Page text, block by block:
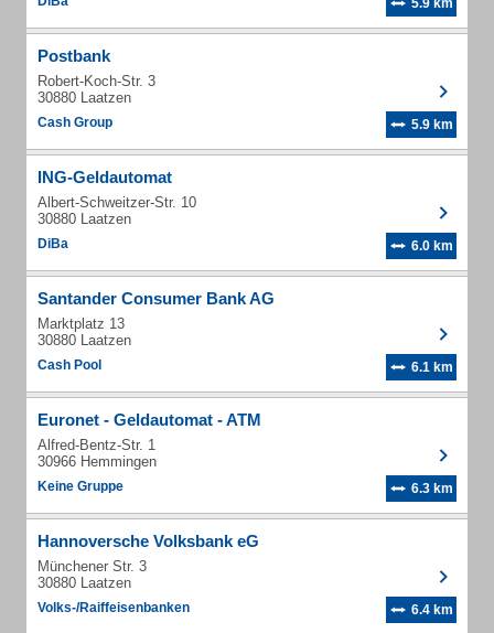
5.9 km
Postbank
Robert-Koch-Str. 3
30880 Laatzen
Cash Group 5.9 km
ING-Geldautomat
Albert-Schweitzer-Str. 10
30880 Laatzen
DiBa 6.0 km
Santander Consumer Bank AG
Marktplatz 13
30880 Laatzen
Cash Pool 6.1 km
Euronet - Geldautomat - ATM
Alfred-Bentz-Str. 1
30966 Hemmingen
Keine Gruppe 6.3 km
Hannoversche Volksbank eG
Münchener Str. 3
30880 Laatzen
Volks-/Raiffeisenbanken 6.4 km